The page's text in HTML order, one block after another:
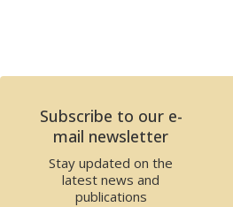
Subscribe to our e-
mail newsletter
Stay updated on the
latest news and
publications